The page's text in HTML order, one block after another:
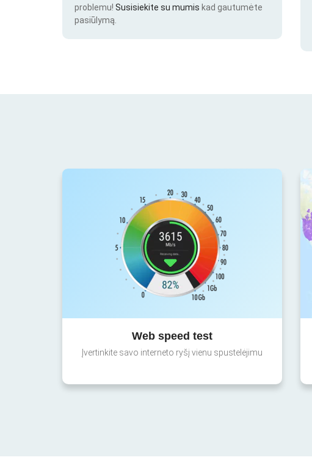
problemu! Susisiekite su mumis kad gautumėte
pasiūlymą.
Web speed test
Įvertinkite savo interneto ryšį vienu spustelėjimu